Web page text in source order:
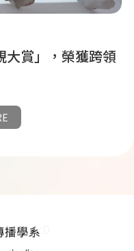
大賞」，榮獲跨領